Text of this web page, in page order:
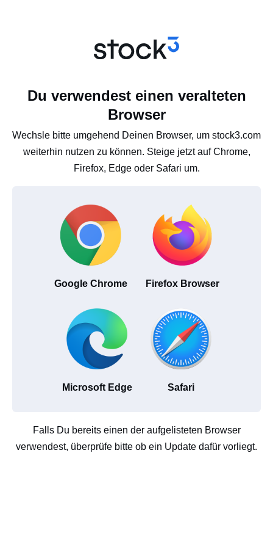
Du verwendest einen veralteten
Browser
Wechsle bitte umgehend Deinen Browser, um stock3.com
weiterhin nutzen zu können. Steige jetzt auf Chrome,
Firefox, Edge oder Safari um.
Google Chrome Firefox Browser
Microsoft Edge Safari
Falls Du bereits einen der aufgelisteten Browser
verwendest, überprüfe bitte ob ein Update dafür vorliegt.